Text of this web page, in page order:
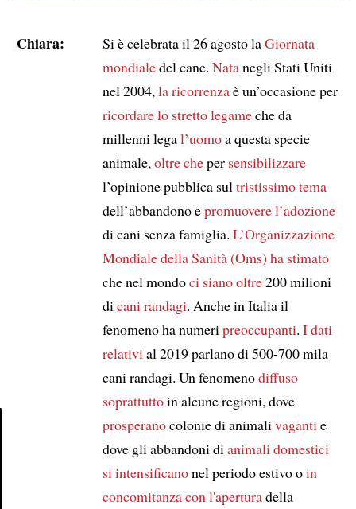
Chiara: Si è celebrata il 26 agosto laGiornata
mondialedel cane. Natanegli Stati Uniti
nel 2004, la ricorrenzaè un’occasione per
ricordarelo stretto legameche da
millenni legal’uomoa questa specie
animale, oltre cheper sensibilizzare
l’opinione pubblica sul tristissimo tema
dell’abbandono epromuoverel’adozione
di cani senza famiglia. L’Organizzazione
Mondiale della Sanità (Oms) ha stimato
che nel mondoci sianooltre200 milioni
di cani randagi. Anche in Italia il
fenomeno ha numeri preoccupanti. I dati
relativi al 2019 parlano di 500-700 mila
cani randagi. Un fenomenodiffuso
soprattuttoin alcune regioni, dove
prosperanocolonie di animali vaganti e
dove gli abbandoni di animali domestici
si intensificanonel periodo estivo oin
concomitanza con l'aperturadella